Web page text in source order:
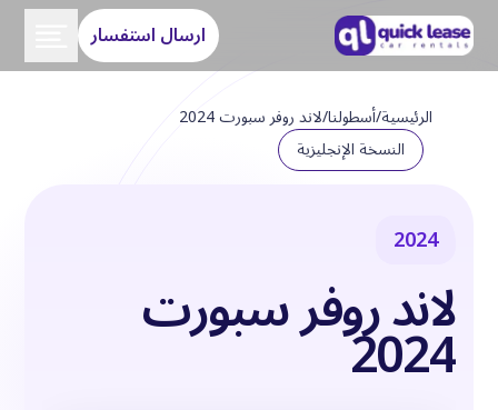
ارسال استفسار
الرئيسية/أسطولنا/لاند روفر سبورت 2024
النسخة الإنجليزية
2024
لاند روفر سبورت
2024